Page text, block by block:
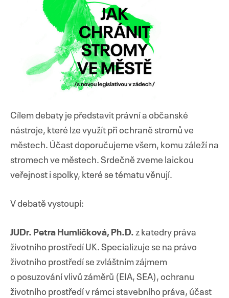
Cílem debaty je představit právní a občanské
nástroje, které lze využít při ochraně stromů ve
městech. Účast doporučujeme všem, komu záleží na
stromech ve městech. Srdečně zveme laickou
veřejnost i spolky, které se tématu věnují.
V debatě vystoupí:
JUDr. Petra Humlíčková, Ph.D. z katedry práva
životního prostředí UK. Specializuje se na právo
životního prostředí se zvláštním zájmem
o posuzování vlivů záměrů (EIA, SEA), ochranu
životního prostředí v rámci stavebního práva, účast